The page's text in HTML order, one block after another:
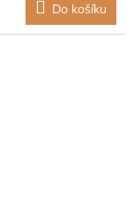
Do košíku